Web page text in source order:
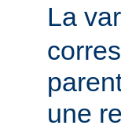
La
une